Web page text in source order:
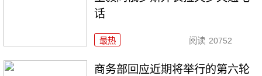
话
最热 阅读 20752
商务部回应近期将举行的第六轮